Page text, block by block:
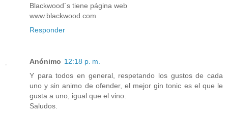
Blackwood´s tiene página web
www.blackwood.com
Responder
Anónimo 12:18 p. m.
Y para todos en general, respetando los gustos de cada
uno y sin animo de ofender, el mejor gin tonic es el que le
gusta a uno, igual que el vino.
Saludos.